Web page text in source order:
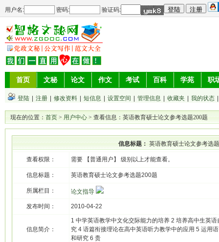
用户名: 密码: 验证码:
首页 文秘 论文 作文 考试 百科 学苑 职
登陆 注册 修改资料 短信息 设置空间 管理信息 收藏夹 我的状态
现在的位置： 首页 > 用户中心 > 查看信息：英语教育硕士论文参考选题200题
信息标题： 英语教育硕士论文参考选
查看权限： 需要 【普通用户】 级别以上才能查看。
信息标题： 英语教育硕士论文参考选题200题
所属栏目： 论文指导
发布时间： 2010-04-22
信息简介：
1 中学英语教学中文化交际能力的培养 2 培养高中生英
究 4 语篇衔接理论在高中英语听力教学中的应用 5 运用
和研究 6 贵